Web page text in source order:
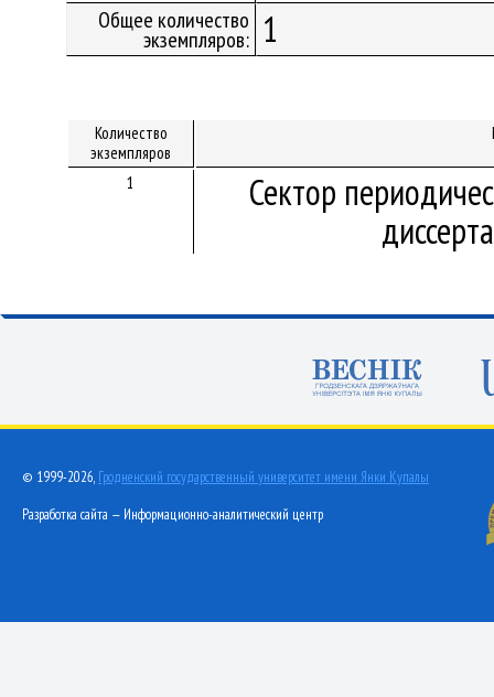
Общее количество
экземпляров: 1
Количество
экземпляров
1
Сектор
© 1999-2026, Гродненский государственный университет имени Янки Купалы
Разработка сайта — Информационно-аналитический центр